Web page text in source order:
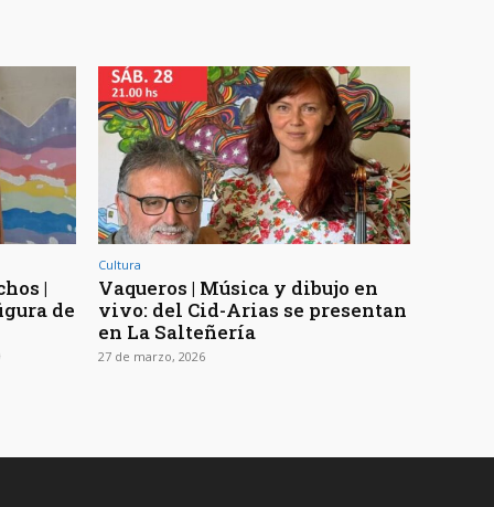
|
de
Cultura
Vaqueros | Música y dibujo en
vivo: del Cid-Arias se presentan
en La Salteñería
27 de marzo, 2026